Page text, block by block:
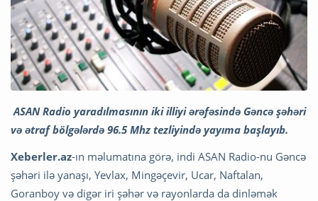
ASAN Radio yaradılmasının iki illiyi ərəfəsində Gəncə şəhəri
və ətraf bölgələrdə 96.5 Mhz tezliyində yayıma başlayıb.
Xeberler.az-ın məlumatına görə, indi ASAN Radio-nu Gəncə
şəhəri ilə yanaşı, Yevlax, Mingəçevir, Ucar, Naftalan,
Goranboy və digər iri şəhər və rayonlarda da dinləmək